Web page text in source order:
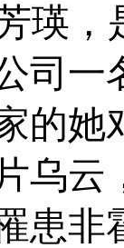
瑛
司一
的她
乌云
患